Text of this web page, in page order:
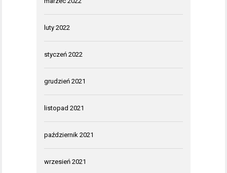
luty 2022
styczeń 2022
grudzień 2021
listopad 2021
październik 2021
wrzesień 2021